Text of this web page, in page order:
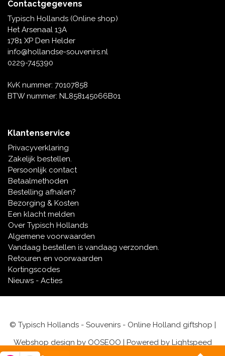
Contactgegevens
Typisch Hollands (Online shop)
Het Arsenaal 13A
1781 XP Den Helder
info@hollandse-souvenirs.nl
0229-745390
KvK nummer: 70107858
BTW nummer: NL858145066B01
Klantenservice
Privacyverklaring
Zakelijk bestellen.
Persoonlijk contact
Betaalmethoden
Bestelling afhalen?
Bezorging & Kosten
Een klacht melden
Over Typisch Hollands
Algemene voorwaarden
Vandaag bestellen is vandaag verzonden.
Retouren en voorwaarden
Kortingscodes
Nieuws - Acties
© Typisch Hollands - Souvenirs - Online Holland giftshop |
Webshop design by OOSEOO | Powered by Lightspeed